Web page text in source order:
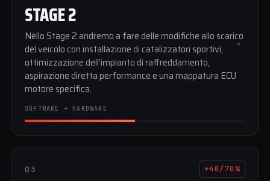
STAGE 2
Nello Stage 2 andremo a fare delle modifiche allo scarico
del veicolo con installazione di catalizzatori sportivi,
ottimizzazione dell’impianto di raffreddamento,
aspirazione diretta performance e una mappatura ECU
motore specifica.
SOFTWARE + HARDWARE
03 +40/70%